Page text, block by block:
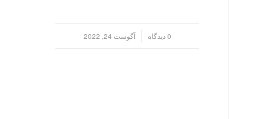
0 دیدگاه آگوست 24, 2022